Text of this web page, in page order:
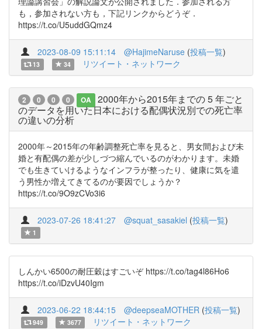
も，参加されない方も，下記リンクからどうぞ．
https://t.co/U5uddGQmz4
2023-08-09 15:11:14 @HajimeNaruse (投稿一覧)
13 34 リツイート・ネットワーク
2 0 0 0 OA
2000年から2015年までの 5 年ごと
のデータを用いた日本における配偶状況別での死亡率
の違いの分析
2000年～2015年の年齢調整死亡率を見ると、男女間および未
婚と有配偶の差が少しづつ縮んでいるのがわかります。未婚
でも生きていけるようなインフラが整ったり、健康に気を遣
う男性か増えてきてるのが要因でしょうか？
https://t.co/9O9zCVo3i6
2023-07-26 18:41:27 @squat_sasakiel (投稿一覧)
1
しんかい6500の耐圧穀はすごいぞ https://t.co/tag4l86Ho6
https://t.co/iDzvU40Igm
2023-06-22 18:44:15 @deepseaMOTHER (投稿一覧)
949 3677 リツイート・ネットワーク